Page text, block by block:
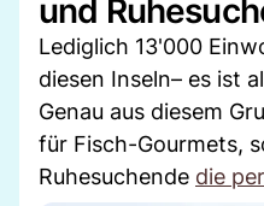
und
Lediglich 13'000
diesen Inseln– es ist
Genau aus diesem
für Fisch-Gourmets,
Ruhesuchende die